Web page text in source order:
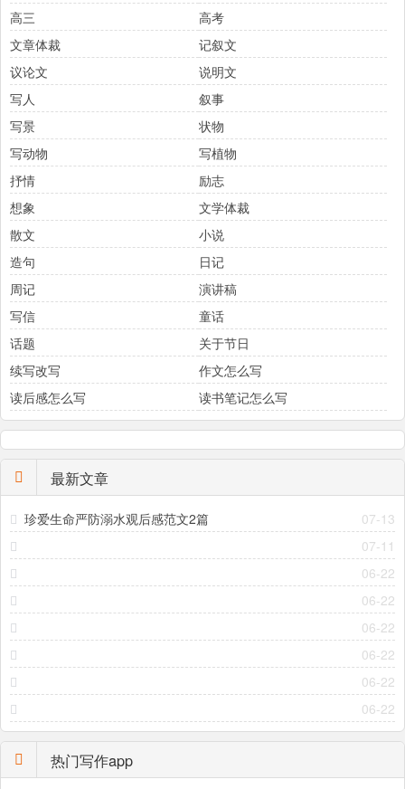
高三
高考
文章体裁
记叙文
议论文
说明文
写人
叙事
写景
状物
写动物
写植物
抒情
励志
想象
文学体裁
散文
小说
造句
日记
周记
演讲稿
写信
童话
话题
关于节日
续写改写
作文怎么写
读后感怎么写
读书笔记怎么写
最新文章
07-13
珍爱生命严防溺水观后感范文2篇
07-11
06-22
06-22
06-22
06-22
06-22
06-22
热门写作app